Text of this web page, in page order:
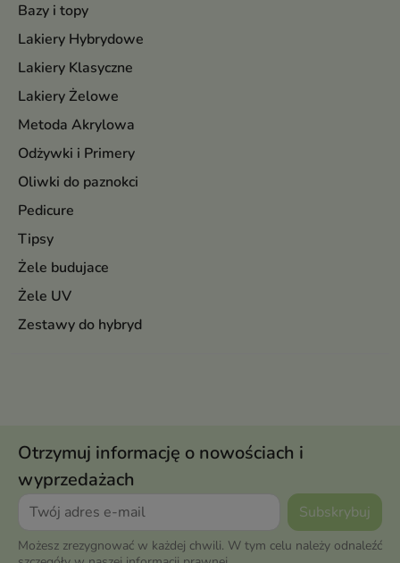
Bazy i topy
Lakiery Hybrydowe
Lakiery Klasyczne
Lakiery Żelowe
Metoda Akrylowa
Odżywki i Primery
Oliwki do paznokci
Pedicure
Tipsy
Żele budujace
Żele UV
Zestawy do hybryd
Otrzymuj informację o nowościach i
wyprzedażach
Możesz zrezygnować w każdej chwili. W tym celu należy odnaleźć